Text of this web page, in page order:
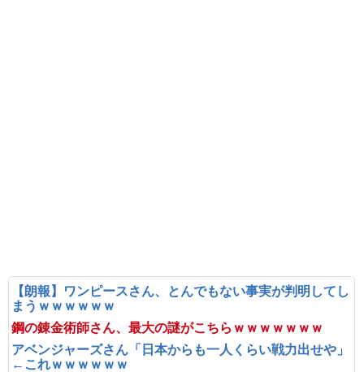
【朗報】ワンピースさん、とんでもない事実が判明してし
まうｗｗｗｗｗｗ
鋼の錬金術師さん、最大の謎がこちらｗｗｗｗｗｗｗ
アベンジャーズさん「日本からも一人くらい戦力出せや」
←これｗｗｗｗｗｗ